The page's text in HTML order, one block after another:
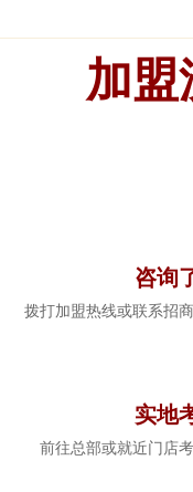
加盟
咨询
拨打加盟热线或联系招
实地
前往总部或就近门店